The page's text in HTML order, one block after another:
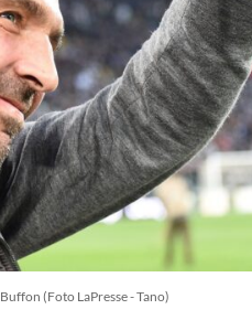
Buffon (Foto LaPresse - Tano)